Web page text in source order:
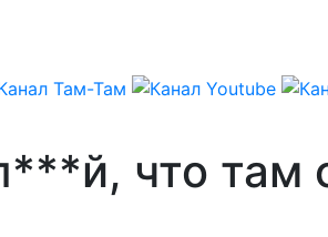
что там